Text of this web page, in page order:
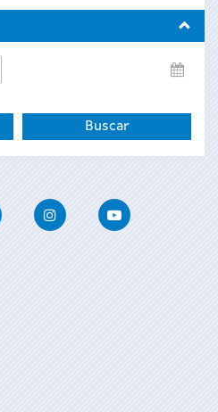
Twitter InstagramYoutube